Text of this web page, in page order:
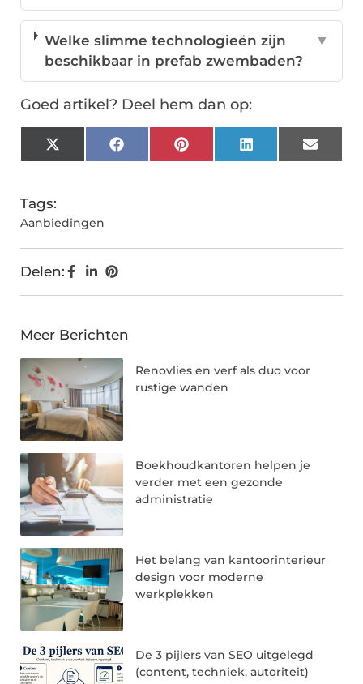
Welke slimme technologieën zijn
beschikbaar in prefab zwembaden?
▼
Goed artikel? Deel hem dan op:
X
(Twitter)
FacebookPinterestLinkedInEmail
Tags:
Aanbiedingen
Delen:
Meer Berichten
Renovlies en verf als duo voor
rustige wanden
Boekhoudkantoren helpen je
verder met een gezonde
administratie
Het belang van kantoorinterieur
design voor moderne
werkplekken
De 3 pijlers van SEO uitgelegd
(content, techniek, autoriteit)